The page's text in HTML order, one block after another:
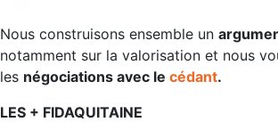
Nous construisons ensemble un
notamment sur la valorisation et nous
les négociations avec le cédant.
LES + FIDAQUITAINE